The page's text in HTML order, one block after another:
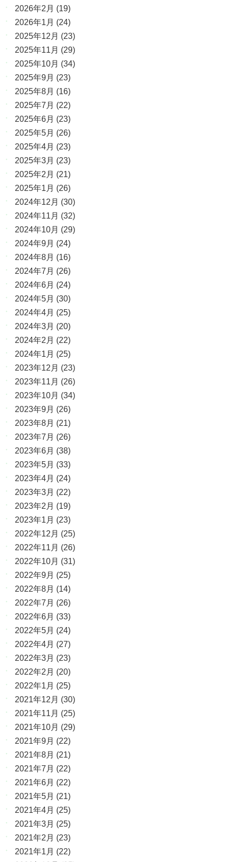
2026年2月 (19)
2026年1月 (24)
2025年12月 (23)
2025年11月 (29)
2025年10月 (34)
2025年9月 (23)
2025年8月 (16)
2025年7月 (22)
2025年6月 (23)
2025年5月 (26)
2025年4月 (23)
2025年3月 (23)
2025年2月 (21)
2025年1月 (26)
2024年12月 (30)
2024年11月 (32)
2024年10月 (29)
2024年9月 (24)
2024年8月 (16)
2024年7月 (26)
2024年6月 (24)
2024年5月 (30)
2024年4月 (25)
2024年3月 (20)
2024年2月 (22)
2024年1月 (25)
2023年12月 (23)
2023年11月 (26)
2023年10月 (34)
2023年9月 (26)
2023年8月 (21)
2023年7月 (26)
2023年6月 (38)
2023年5月 (33)
2023年4月 (24)
2023年3月 (22)
2023年2月 (19)
2023年1月 (23)
2022年12月 (25)
2022年11月 (26)
2022年10月 (31)
2022年9月 (25)
2022年8月 (14)
2022年7月 (26)
2022年6月 (33)
2022年5月 (24)
2022年4月 (27)
2022年3月 (23)
2022年2月 (20)
2022年1月 (25)
2021年12月 (30)
2021年11月 (25)
2021年10月 (29)
2021年9月 (22)
2021年8月 (21)
2021年7月 (22)
2021年6月 (22)
2021年5月 (21)
2021年4月 (25)
2021年3月 (25)
2021年2月 (23)
2021年1月 (22)